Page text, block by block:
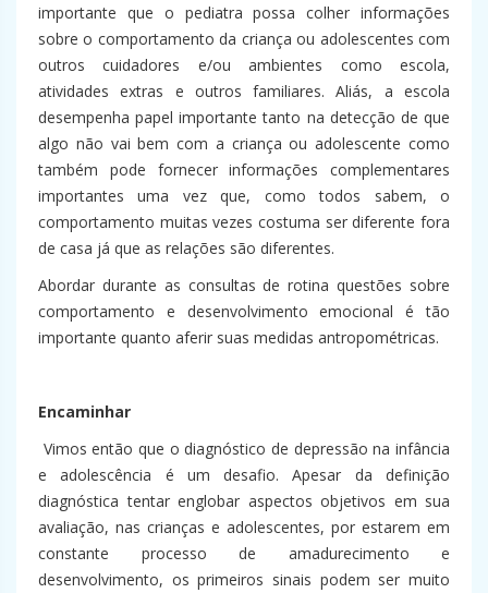
importante que o pediatra possa colher informações
sobre o comportamento da criança ou adolescentes com
outros cuidadores e/ou ambientes como escola,
atividades extras e outros familiares. Aliás, a escola
desempenha papel importante tanto na detecção de que
algo não vai bem com a criança ou adolescente como
também pode fornecer informações complementares
importantes uma vez que, como todos sabem, o
comportamento muitas vezes costuma ser diferente fora
de casa já que as relações são diferentes.
Abordar durante as consultas de rotina questões sobre
comportamento e desenvolvimento emocional é tão
importante quanto aferir suas medidas antropométricas.
Encaminhar
Vimos então que o diagnóstico de depressão na infância
e adolescência é um desafio. Apesar da definição
diagnóstica tentar englobar aspectos objetivos em sua
avaliação, nas crianças e adolescentes, por estarem em
constante processo de amadurecimento e
desenvolvimento, os primeiros sinais podem ser muito